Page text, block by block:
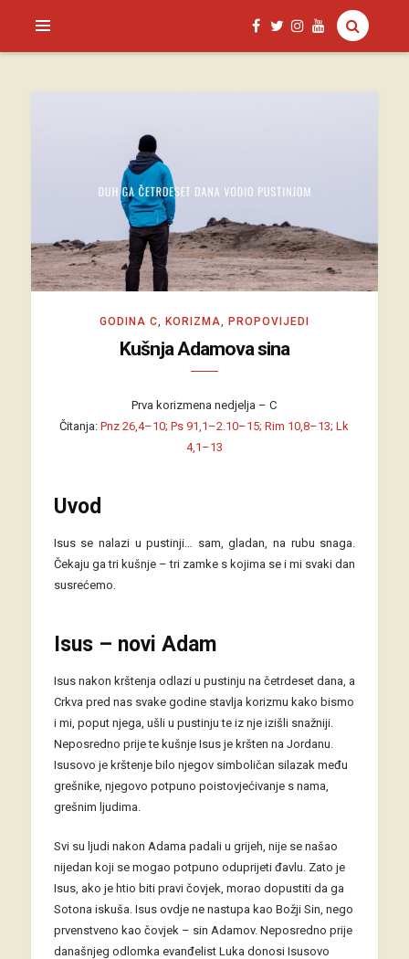
SAGUD.XYZ
GODINA C KORIZMA PROPOVIJEDI
Kušnja Adamova sina
Prva korizmena nedjelja – C
Čitanja:Pnz 26,4–10; Ps 91,1–2.10–15; Rim 10,8–13; Lk
4,1–13
Uvod
Isus se nalazi u pustinji… sam, gladan, na rubu snaga.
Čekaju ga tri kušnje – tri zamke s kojima se i mi svaki dan
susrećemo.
Isus – novi Adam
Isus nakon krštenja odlazi u pustinju na četrdeset dana, a
Crkva pred nas svake godine stavlja korizmu kako bismo
i mi, poput njega, ušli u pustinju te iz nje izišli snažniji.
Neposredno prije te kušnje Isus je kršten na Jordanu.
Isusovo je krštenje bilo njegov simboličan silazak među
grešnike, njegovo potpuno poistovjećivanje s nama,
grešnim ljudima.
Svi su ljudi nakon Adama padali u grijeh, nije se našao
nijedan koji se mogao potpuno oduprijeti đavlu. Zato je
Isus, ako je htio biti pravi čovjek, morao dopustiti da ga
Sotona iskuša. Isus ovdje ne nastupa kao Božji Sin, nego
prvenstveno kao čovjek – sin Adamov. Neposredno prije
današnjeg odlomka evanđelist Luka donosi Isusovo